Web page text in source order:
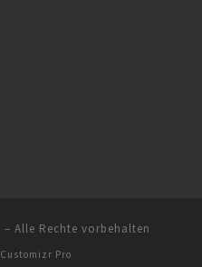
– Alle Rechte vorbehalten
Customizr Pro